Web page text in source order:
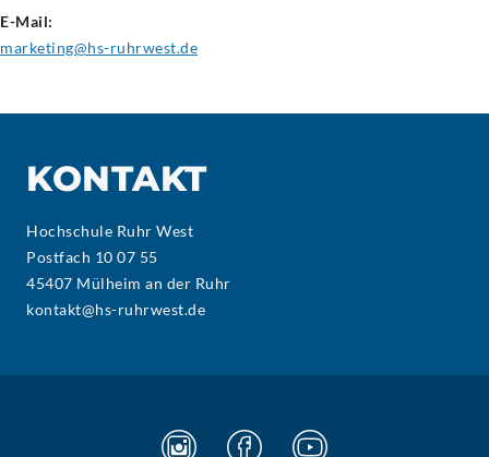
E-Mail:
marketing@hs-ruhrwest.de
KONTAKT
Hochschule Ruhr West
Postfach 10 07 55
45407 Mülheim an der Ruhr
kontakt@hs-ruhrwest.de